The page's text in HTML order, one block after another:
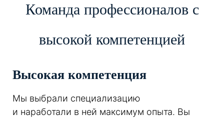
Команда профессионалов с
высокой компетенцией
Высокая компетенция
Мы выбрали специализацию
и наработали в ней максимум опыта. Вы